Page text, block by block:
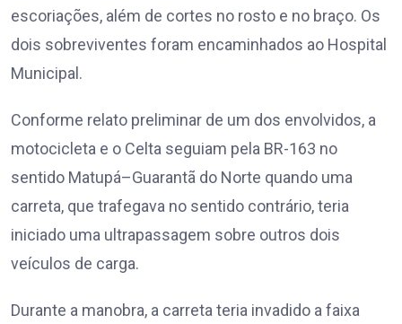
escoriações, além de cortes no rosto e no braço. Os
dois sobreviventes foram encaminhados ao Hospital
Municipal.
Conforme relato preliminar de um dos envolvidos, a
motocicleta e o Celta seguiam pela BR-163 no
sentido Matupá–Guarantã do Norte quando uma
carreta, que trafegava no sentido contrário, teria
iniciado uma ultrapassagem sobre outros dois
veículos de carga.
Durante a manobra, a carreta teria invadido a faixa